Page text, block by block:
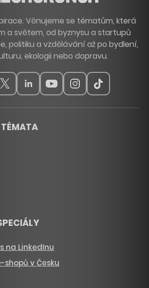
Věnujeme se tématům, která
a světem, od byznysu a startupů
politiku a vzdělávání až po bydlení,
ekologii nebo dopravu.
na LinkedInu
shopů v Česku